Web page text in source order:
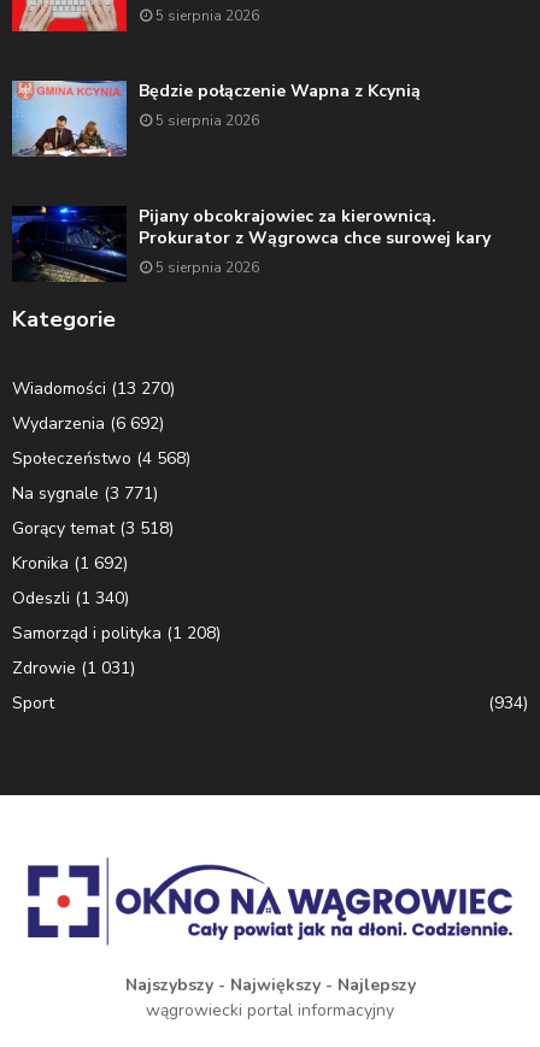
5 sierpnia 2026
Będzie połączenie Wapna z Kcynią
5 sierpnia 2026
Pijany obcokrajowiec za kierownicą.
Prokurator z Wągrowca chce surowej kary
5 sierpnia 2026
Kategorie
Wiadomości (13 270)
Wydarzenia (6 692)
Społeczeństwo (4 568)
Na sygnale (3 771)
Gorący temat(3 518)
Kronika (1 692)
Odeszli (1 340)
Samorząd i polityka (1 208)
Zdrowie (1 031)
Sport
(934)
Najszybszy - Największy - Najlepszy
wągrowiecki portal informacyjny